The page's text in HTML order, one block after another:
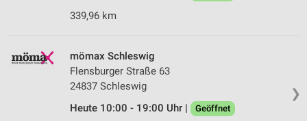
339,96 km
❯
mömax Schleswig
Flensburger Straße 63
24837 Schleswig
Heute 10:00 - 19:00 Uhr |
Geöffnet